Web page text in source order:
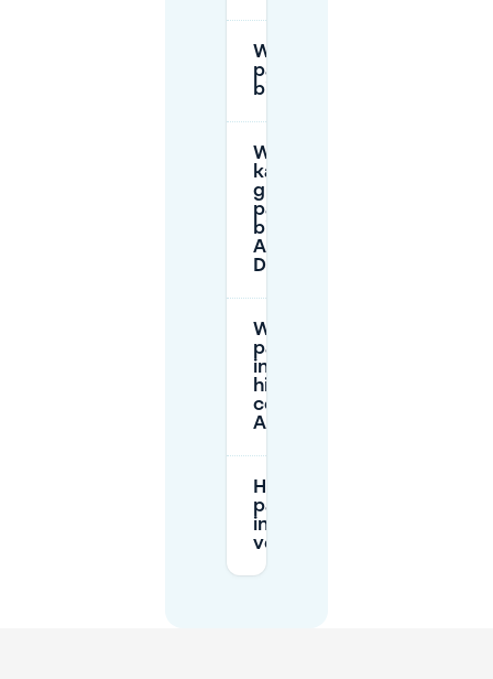
Wat zijn de
parkeertarieven
bij Oudaen?
Waar
kan ik
gratis
parkeren
bij de
AFAS
Dome?
Wat zijn de
parkeerregels
in het
historische
centrum van
Antwerpen?
Hoe kan ik
parkeerboetes
in Antwerpen
vermijden?